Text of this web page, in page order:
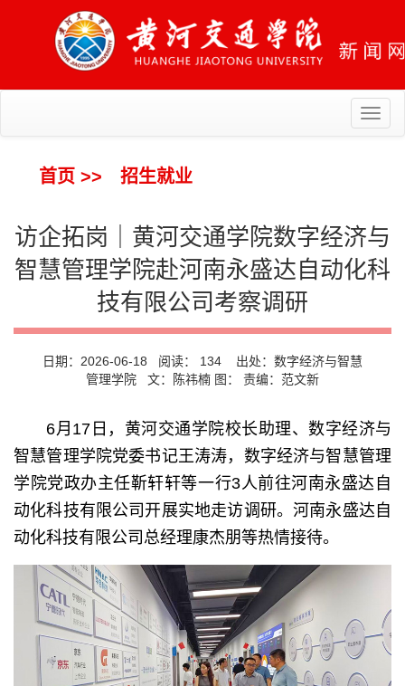
首页 >> 招生就业
访企拓岗｜黄河交通学院数字经济与
智慧管理学院赴河南永盛达自动化科
技有限公司考察调研
日期：2026-06-18 阅读： 134 出处：数字经济与智慧
管理学院 文：陈祎楠 图： 责编：范文新
6月17日，黄河交通学院校长助理、数字经济与
智慧管理学院党委书记王涛涛，数字经济与智慧管理
学院党政办主任靳轩轩等一行3人前往河南永盛达自
动化科技有限公司开展实地走访调研。河南永盛达自
动化科技有限公司总经理康杰朋等热情接待。